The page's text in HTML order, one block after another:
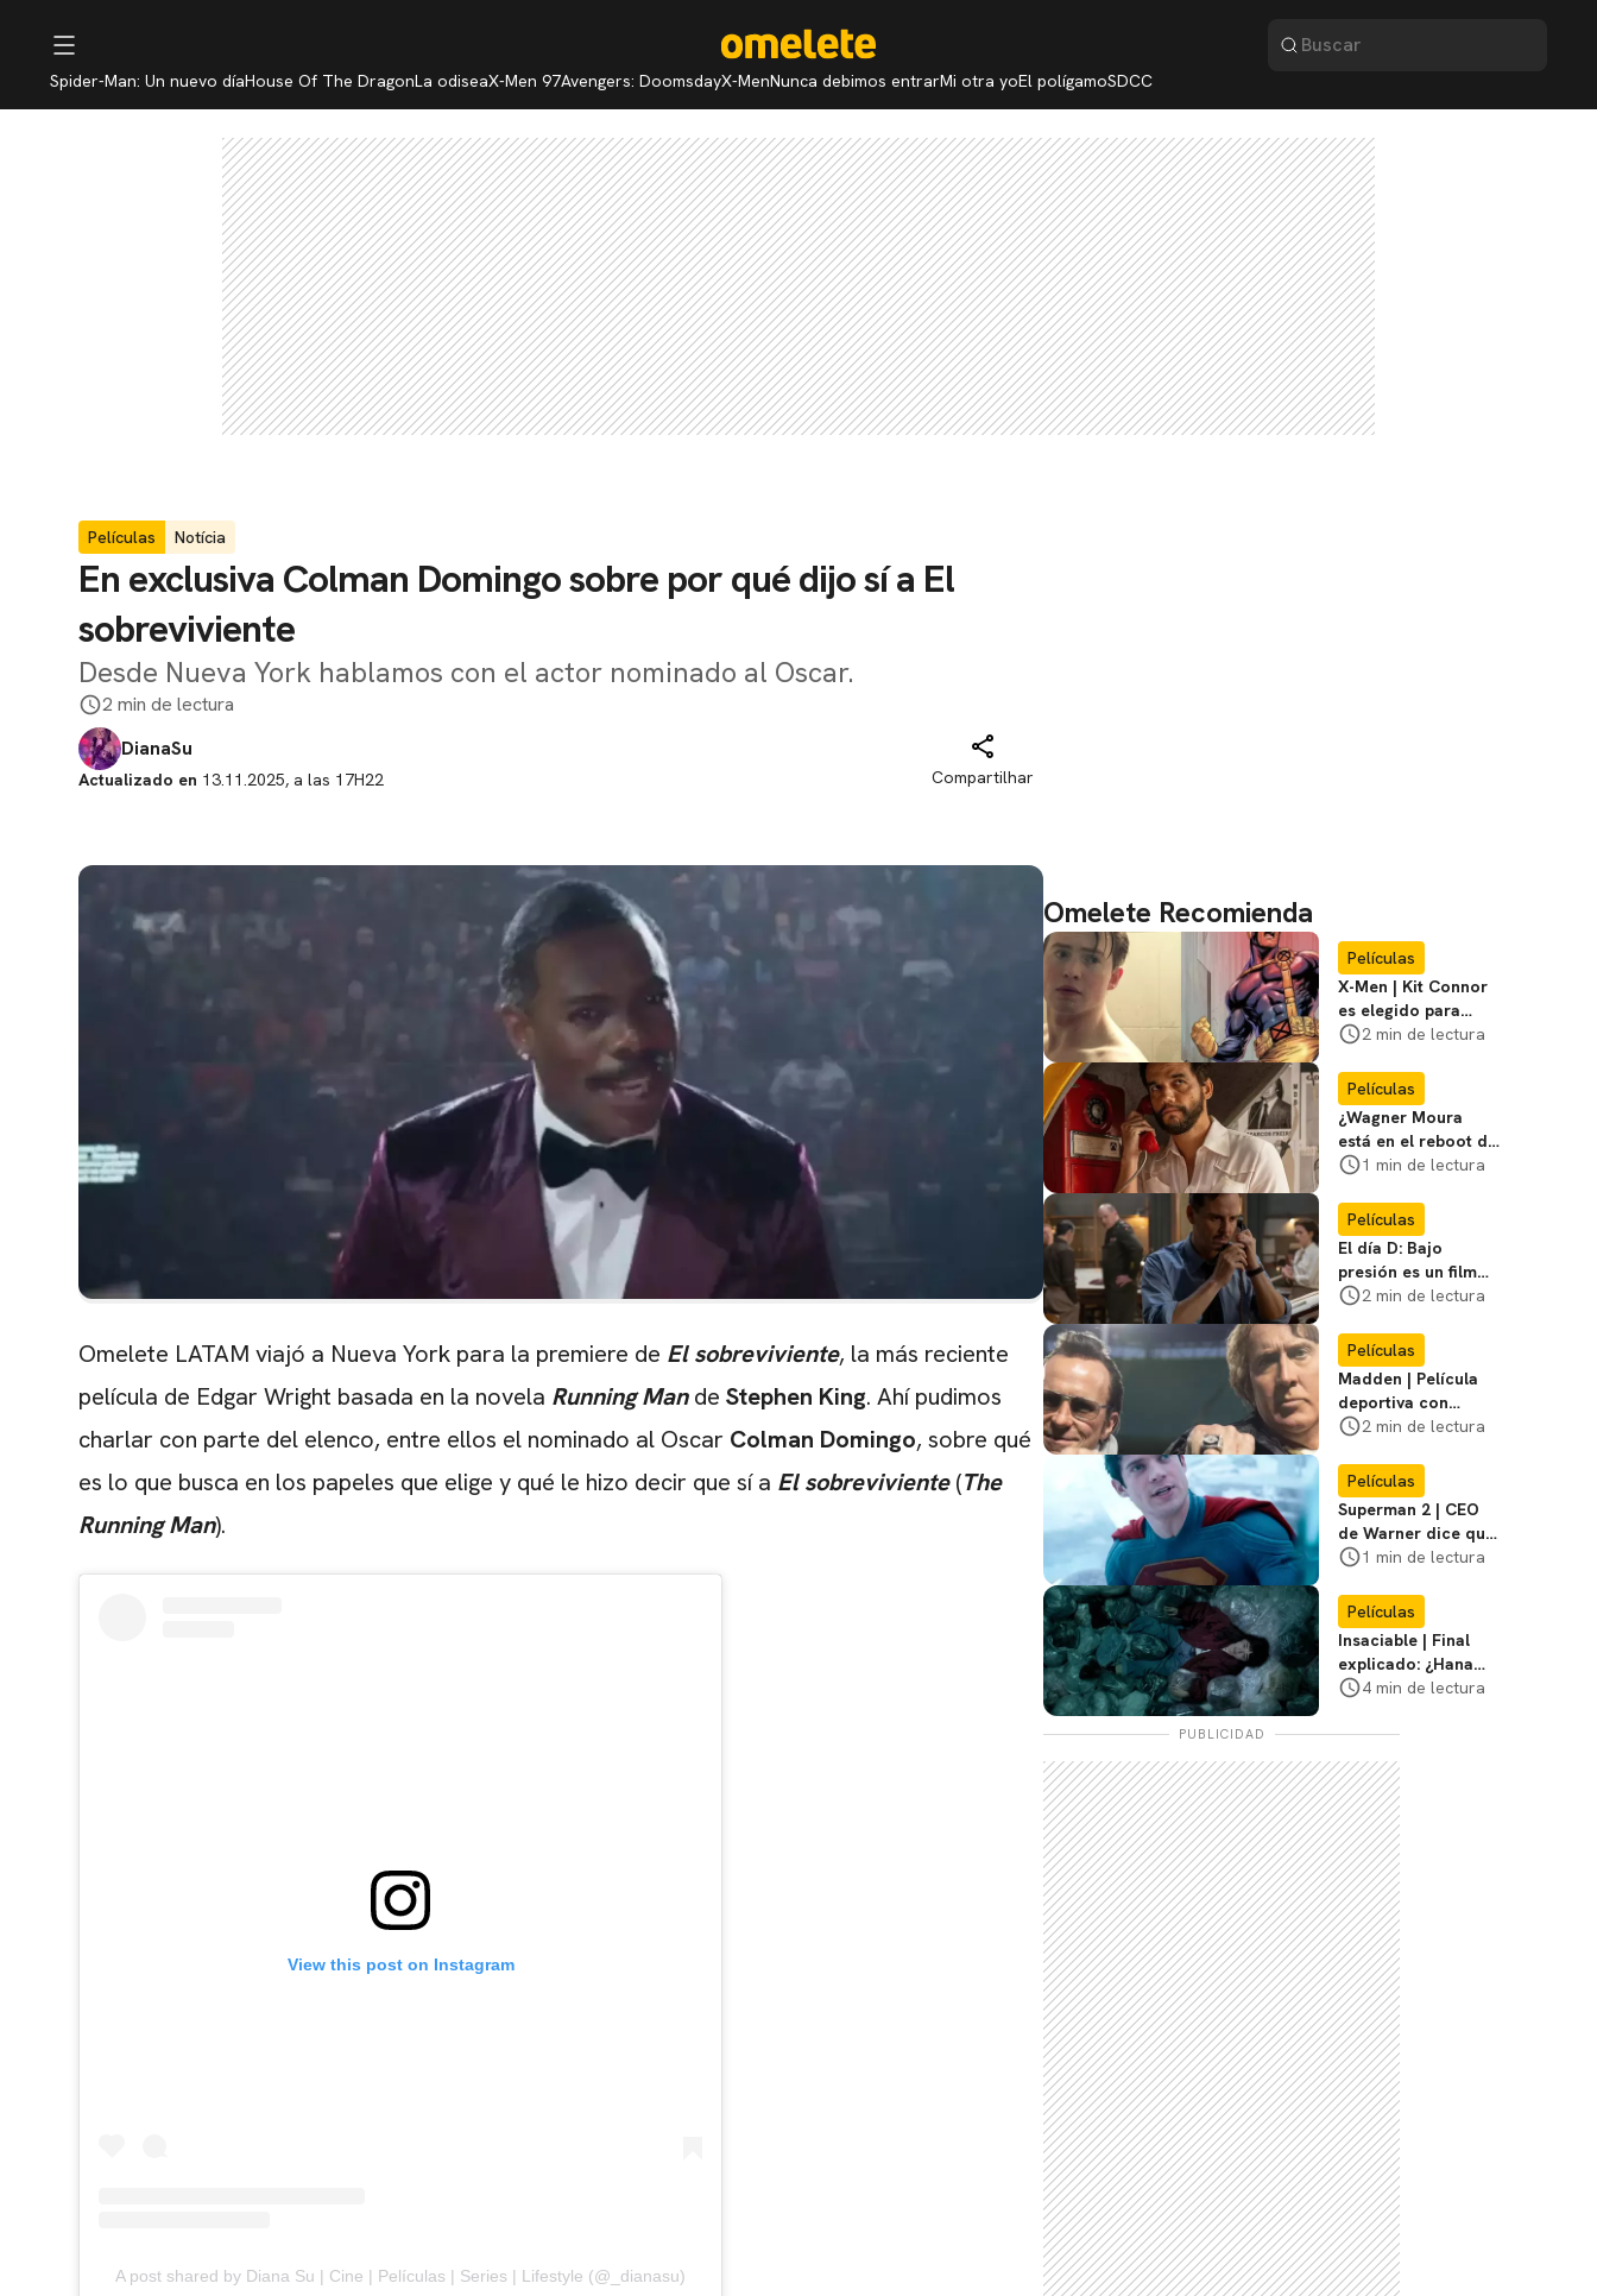
Spider-Man: Un nuevo díaHouse Of The DragonLa odiseaX-Men 97Avengers: DoomsdayX-MenNunca debimos entrarMi otra yoEl polígamoSDCC
Películas Notícia
En exclusiva Colman Domingo sobre por qué dijo sí a El
sobreviviente
Desde Nueva York hablamos con el actor nominado al Oscar.
2 min de lectura
DianaSu
Actualizado en 13.11.2025, a las 17H22 Compartilhar
Omelete LATAM viajó a Nueva York para la premiere de El sobreviviente, la más reciente
película de Edgar Wright basada en la novela Running Mande Stephen King. Ahí pudimos
charlar con parte del elenco, entre ellos el nominado al Oscar Colman Domingo, sobre qué
es lo que busca en los papeles que elige y qué le hizo decir que sí a El sobreviviente(The
Running Man).
View this post on Instagram
A post shared by Diana Su | Cine | Películas | Series | Lifestyle (@_dianasu)
Omelete Recomienda
Películas
X-Men | Kit Connor
es elegido para
interpretar a
película
2 min de lectura
Películas
¿Wagner Moura
está en el reboot de
X-Men? El actor lo
1 min de lectura
Películas
El día D: Bajo
presión es un film
bélico distinto lleno
2 min de lectura
Películas
Madden | Película
deportiva con
Nicolas Cage tendrá
cines
2 min de lectura
Películas
Superman 2 | CEO
de Warner dice que
nada cambia tras el
Supergirl
1 min de lectura
Películas
Insaciable | Final
explicado: ¿Hana
muere? ¿Qué era la
4 min de lectura
PUBLICIDAD